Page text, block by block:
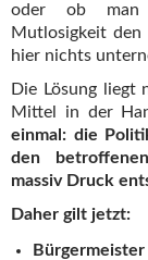
oder ob man
Mutlosigkeit den
hier nichts
Die Lösung liegt
Mittel in der
einmal: die
den
massiv Druck
Daher gilt jetzt: